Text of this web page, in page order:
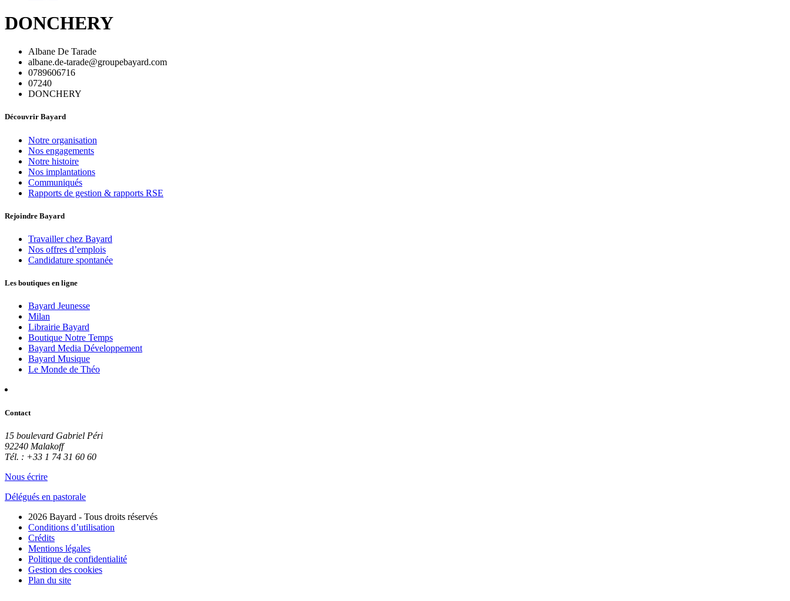
DONCHERY
Albane De Tarade
albane.de-tarade@groupebayard.com
0789606716
07240
DONCHERY
Découvrir Bayard
Notre organisation
Nos engagements
Notre histoire
Nos implantations
Communiqués
Rapports de gestion & rapports RSE
Rejoindre Bayard
Travailler chez Bayard
Nos offres d’emplois
Candidature spontanée
Les boutiques en ligne
Bayard Jeunesse
Milan
Librairie Bayard
Boutique Notre Temps
Bayard Media Développement
Bayard Musique
Le Monde de Théo
Contact
15 boulevard Gabriel Péri
92240 Malakoff
Tél. : +33 1 74 31 60 60
Nous écrire
Délégués en pastorale
2026 Bayard - Tous droits réservés
Conditions d’utilisation
Crédits
Mentions légales
Politique de confidentialité
Gestion des cookies
Plan du site